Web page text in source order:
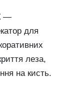
—
для
леза,
на кисть.